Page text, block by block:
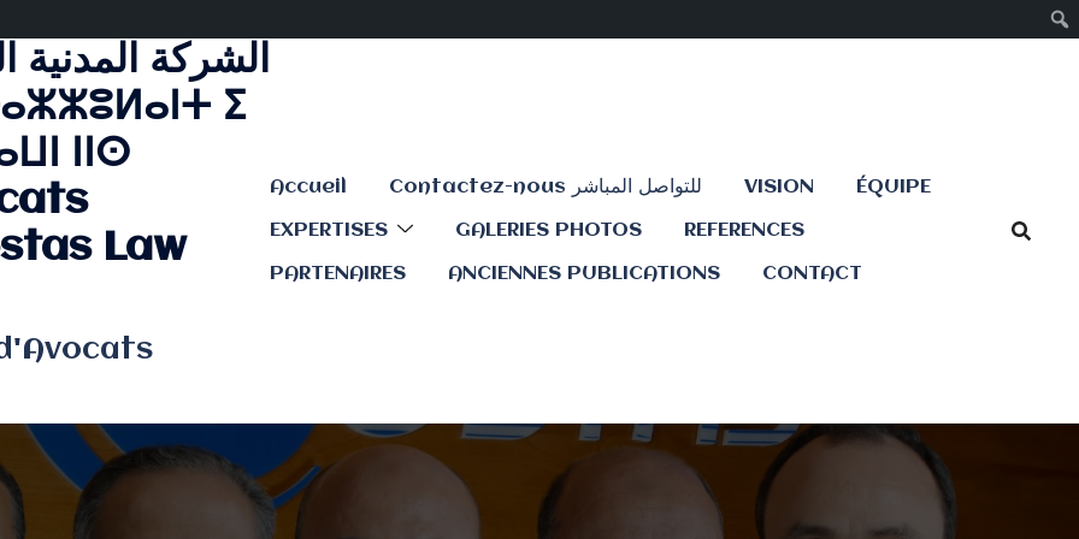
الشركة المدنية
ⵉ
ⵏⵏⵙ
Law
Accueil Contactez-nous للتواصل المباشر VISION ÉQUIPE
EXPERTISES GALERIES PHOTOS REFERENCES
PARTENAIRES ANCIENNES PUBLICATIONS CONTACT